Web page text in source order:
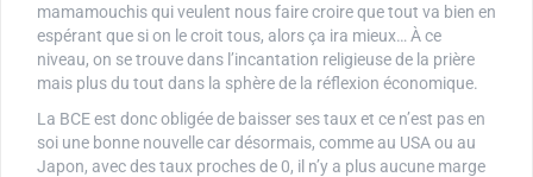
mamamouchis qui veulent nous faire croire que tout va bien en
espérant que si on le croit tous, alors ça ira mieux… À ce
niveau, on se trouve dans l’incantation religieuse de la prière
mais plus du tout dans la sphère de la réflexion économique.
La BCE est donc obligée de baisser ses taux et ce n’est pas en
soi une bonne nouvelle car désormais, comme au USA ou au
Japon, avec des taux proches de 0, il n’y a plus aucune marge